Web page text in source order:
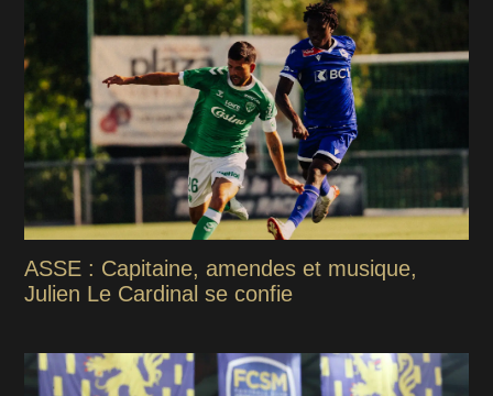
ASSE : Capitaine, amendes et musique,
Julien Le Cardinal se confie